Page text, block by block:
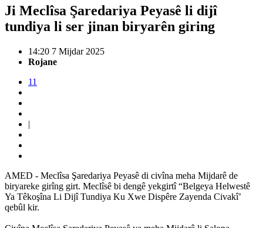
Ji Meclîsa Şaredariya Peyasê li dijî
tundiya li ser jinan biryarên giring
14:20 7 Mijdar 2025
Rojane
11
|
AMED - Meclîsa Şaredariya Peyasê di civîna meha Mijdarê de
biryareke girîng girt. Meclîsê bi dengê yekgirtî “Belgeya Helwestê
Ya Têkoşîna Li Dijî Tundiya Ku Xwe Dispêre Zayenda Civakî’
qebûl kir.